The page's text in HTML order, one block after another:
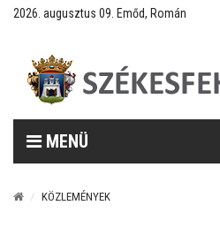
2026. augusztus 09. Emőd, Román
MENÜ
KÖZLEMÉNYEK